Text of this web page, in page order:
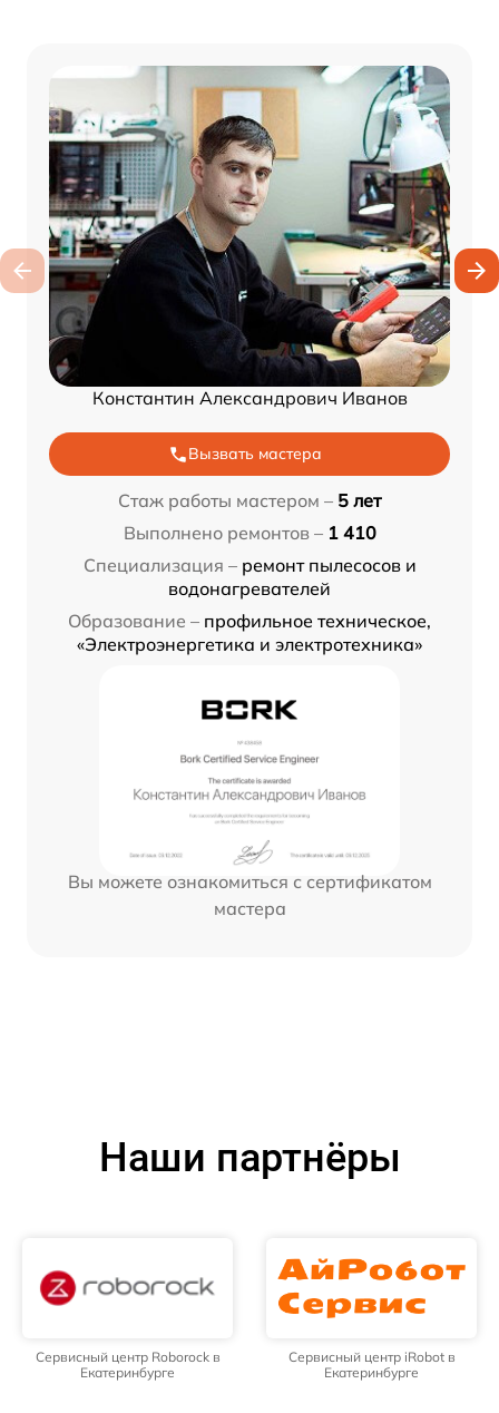
Константин Александрович Иванов
Вызвать мастера
Стаж работы мастером – 5 лет
Выполнено ремонтов – 1 410
Специализация – ремонт пылесосов и
водонагревателей
Образование – профильное техническое,
«Электроэнергетика и электротехника»
Вы можете ознакомиться с сертификатом
мастера
Наши партнёры
Сервисный центр Roborock в
Екатеринбурге
Сервисный центр iRobot в
Екатеринбурге